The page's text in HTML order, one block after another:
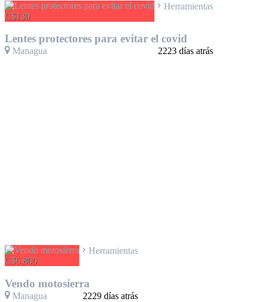
C$130
Herramientas
Lentes protectores para evitar el covid
Managua 2223 días atrás
C$6,800
Herramientas
Vendo motosierra
Managua 2229 días atrás